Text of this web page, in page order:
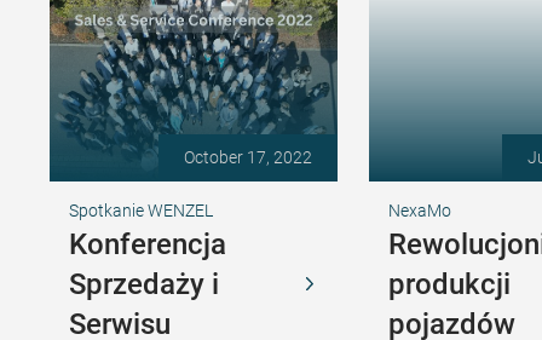
October 17, 2022
Spotkanie WENZEL
Konferencja
Sprzedaży i
Serwisu
NexaMo
produkcji
pojazdów